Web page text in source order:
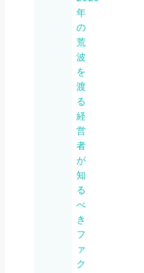
年
の
荒
波
を
渡
る
経
営
者
が
知
る
べ
き
フ
ァ
ク